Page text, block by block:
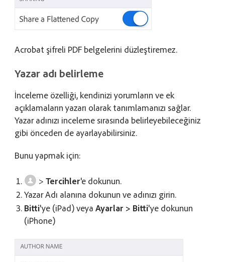
Acrobat şifreli PDF belgelerini düzleştiremez.
Yazar adı belirleme
İnceleme özelliği, kendinizi yorumların ve ek
açıklamaların yazarı olarak tanımlamanızı sağlar.
Yazar adınızı inceleme sırasında belirleyebileceğiniz
gibi önceden de ayarlayabilirsiniz.
Bunu yapmak için:
>Tercihler'e dokunun.
Yazar Adı alanına dokunun ve adınızı girin.
Bitti'ye (iPad) veyaAyarlar > Bitti'ye dokunun
(iPhone)